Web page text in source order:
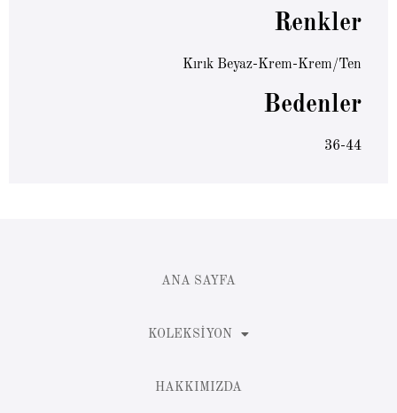
Renkler
Kırık Beyaz-Krem-Krem/Ten
Bedenler
36-44
ANA SAYFA
KOLEKSIYON
HAKKIMIZDA